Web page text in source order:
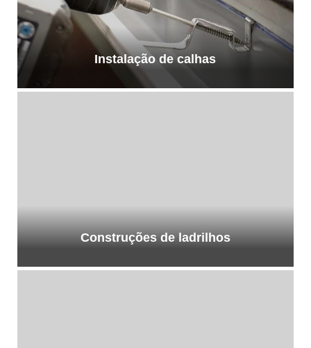
Instalação de calhas
Construções de ladrilhos